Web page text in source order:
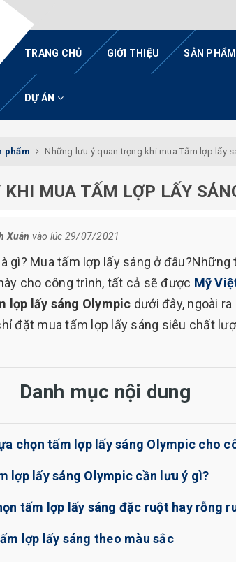
TRANG CHỦ GIỚI THIỆU SẢN PHẨM
DỰ ÁN
phẩm Những lưu ý quan trọng khi mua Tấm lợp lấy
KHI MUA TẤM LỢP LẤY
Xuân vào lúc 29/07/2021
gì? Mua tấm lợp lấy sáng ở
cho công trình, tất cả sẽ được Mỹ
lợp lấy sáng Olympic dưới đây, ngoài
đặt mua tấm lợp lấy sáng siêu chất
Danh mục nội dung
chọn tấm lợp lấy sáng Olympic cho
lợp lấy sáng Olympic cần lưu ý gì?
tấm lợp lấy sáng đặc ruột hay rỗng
lợp lấy sáng theo màu sắc